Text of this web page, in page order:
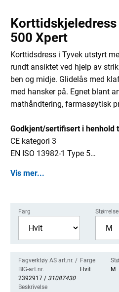
Korttidskjeledress
500 Xpert
Korttidsdress i Tyvek utstyrt
rundt ansiktet ved hjelp av
ben og midje. Glidelås med
med hansker på. Egnet blant
mathåndtering, farmasøytisk
Godkjent/sertifisert i henhold
CE kategori 3
EN ISO 13982-1 Type 5
EN 14126 Type 5-B, Type 6-B
Vis mer...
Farg Størrelse
Fagverktøy AS art.nr. /
BIG-art.nr.
2392917 / 31087430
Farge
Hvit
M
Beskrivelse